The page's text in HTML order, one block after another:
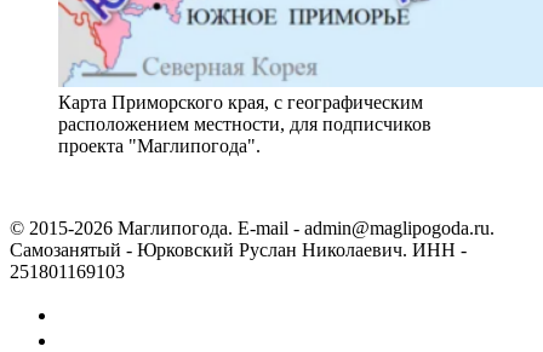
Карта Приморского края, с географическим
расположением местности, для подписчиков
проекта "Маглипогода".
© 2015-2026 Маглипогода. E-mail - admin@maglipogoda.ru.
Самозанятый - Юрковский Руслан Николаевич. ИНН -
251801169103